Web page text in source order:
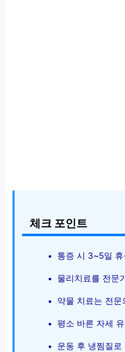
체크 포인트
통증 시 3~5일
물리치료를 전문
약물 치료는 전
평소 바른 자세
운동 후 냉찜질로